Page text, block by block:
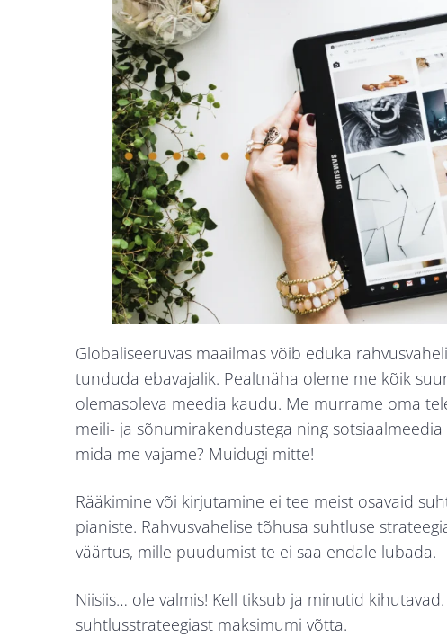
Globaliseeruvas maailmas võib eduka
tunduda ebavajalik. Pealtnäha oleme me kõik
olemasoleva meedia kaudu. Me murrame oma
meili- ja sõnumirakendustega ning
mida me vajame? Muidugi mitte!
Rääkimine või kirjutamine ei tee meist osavaid
pianiste. Rahvusvahelise tõhusa suhtluse
väärtus, mille puudumist te ei saa endale lubada.
Niisiis… ole valmis! Kell tiksub ja minutid
suhtlusstrateegiast maksimumi võtta.